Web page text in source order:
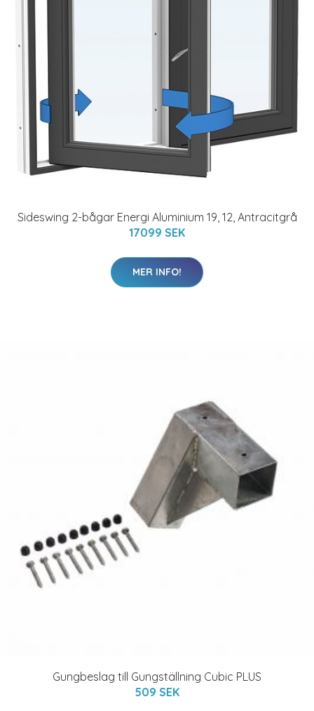
Sideswing 2-bågar Energi Aluminium 19, 12, Antracitgrå
17099 SEK
MER INFO!
Gungbeslag till Gungställning Cubic PLUS
509 SEK